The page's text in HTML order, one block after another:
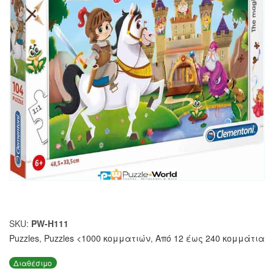
SKU: PW-H111
Puzzles, Puzzles <1000 κομματιών, Από 12 έως 240 κομμάτια
Διαθέσιμο